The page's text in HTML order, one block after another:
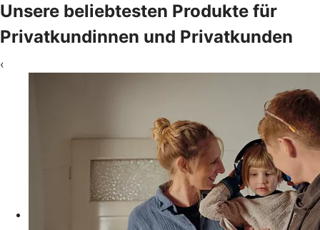
Unsere beliebtesten Produkte für
Privatkundinnen und Privatkunden
‹